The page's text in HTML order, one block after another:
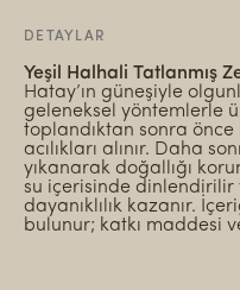
DETAYLAR
Yeşil Halhali Tatlanmış
Hatay’ın güneşiyle
geleneksel yöntemlerle
toplandıktan sonra önce
acılıkları alınır. Daha
yıkanarak doğallığı
su içerisinde dinlendirilir
dayanıklılık kazanır.
bulunur; katkı maddesi